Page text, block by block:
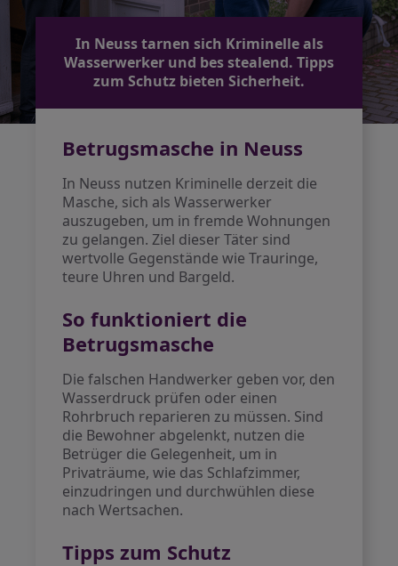
In Neuss tarnen sich Kriminelle als
Wasserwerker und bes stealend. Tipps
zum Schutz bieten Sicherheit.
Betrugsmasche in Neuss
In Neuss nutzen Kriminelle derzeit die
Masche, sich als Wasserwerker
auszugeben, um in fremde Wohnungen
zu gelangen. Ziel dieser Täter sind
wertvolle Gegenstände wie Trauringe,
teure Uhren und Bargeld.
So funktioniert die
Betrugsmasche
Die falschen Handwerker geben vor, den
Wasserdruck prüfen oder einen
Rohrbruch reparieren zu müssen. Sind
die Bewohner abgelenkt, nutzen die
Betrüger die Gelegenheit, um in
Privaträume, wie das Schlafzimmer,
einzudringen und durchwühlen diese
nach Wertsachen.
Tipps zum Schutz